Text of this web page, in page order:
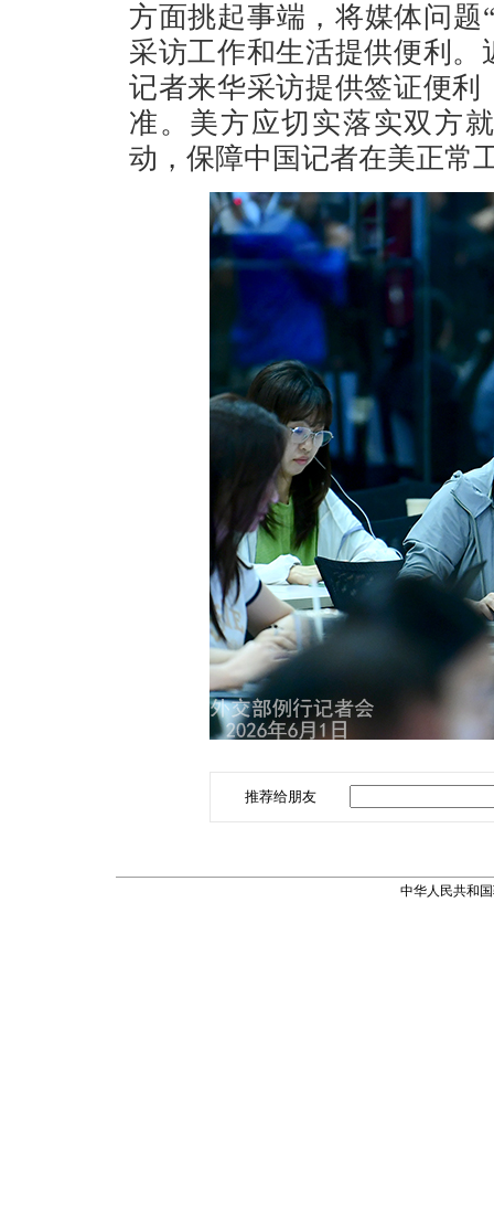
方面挑起事端，将媒体问
采访工作和生活提供便利
记者来华采访提供签证便
准。美方应切实落实双方
动，保障中国记者在美正常
推荐给朋友
中华人民共和